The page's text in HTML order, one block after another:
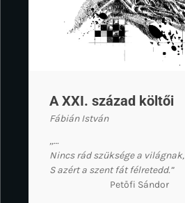
A XXI. század költői
Fábián István
„…
Nincs rád szüksége a világnak,
S azért a szent fát félretedd.”
Petőfi Sándor